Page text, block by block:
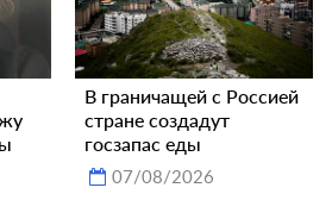
В граничащей с Россией
стране создадут
госзапас еды
07/08/2026